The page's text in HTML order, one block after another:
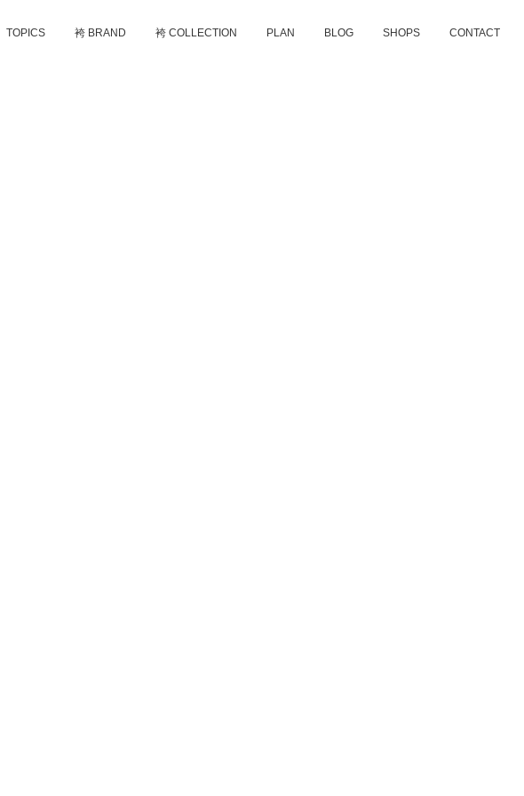
TOPICS 袴 BRAND 袴 COLLECTION PLAN BLOG SHOPS CONTACT